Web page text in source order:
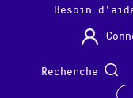
Besoin
Recherche